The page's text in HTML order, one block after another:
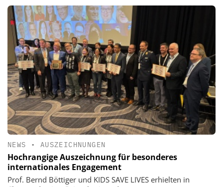
NEWS • AUSZEICHNUNGEN
Hochrangige Auszeichnung für besonderes
internationales Engagement
Prof. Bernd Böttiger und KIDS SAVE LIVES erhielten in